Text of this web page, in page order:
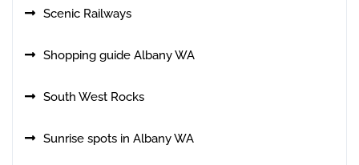
Scenic Railways
Shopping guide Albany WA
South West Rocks
Sunrise spots in Albany WA